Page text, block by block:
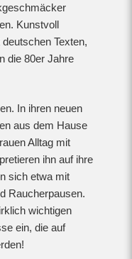
Kunstvoll
Texten,
die 80er Jahre
In ihren neuen
aus dem Hause
Alltag mit
ihn auf ihre
sich etwa mit
Raucherpausen.
wichtigen
ein, die auf